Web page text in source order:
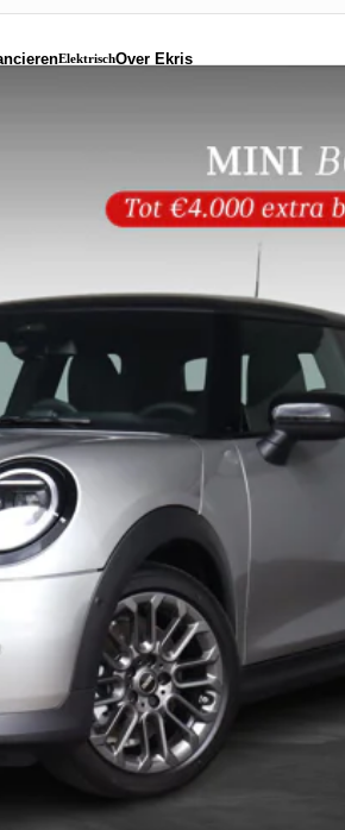
ElektrischOver Ekris